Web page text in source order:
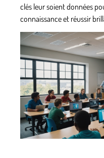
clés leur soient données
connaissance et réussir